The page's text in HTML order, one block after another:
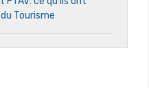
Tourisme